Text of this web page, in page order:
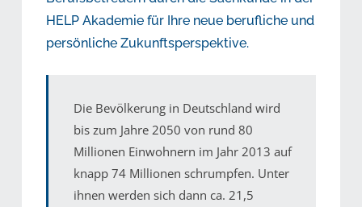
HELP Akademie für Ihre neue berufliche und
persönliche Zukunftsperspektive.
Die Bevölkerung in Deutschland wird
bis zum Jahre 2050 von rund 80
Millionen Einwohnern im Jahr 2013 auf
knapp 74 Millionen schrumpfen. Unter
ihnen werden sich dann ca. 21,5